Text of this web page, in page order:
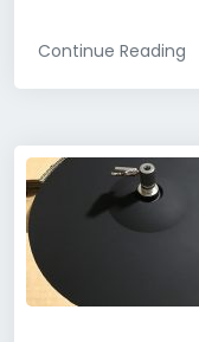
Continue Reading